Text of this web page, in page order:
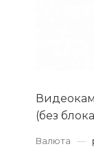
(без
Валюта —